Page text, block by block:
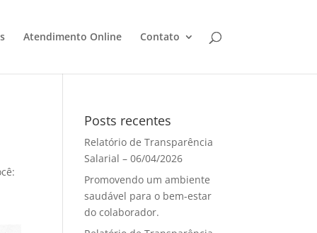
Atendimento Online Contato
Posts recentes
Relatório de Transparência
Salarial – 06/04/2026
Promovendo um ambiente
saudável para o bem-estar
do colaborador.